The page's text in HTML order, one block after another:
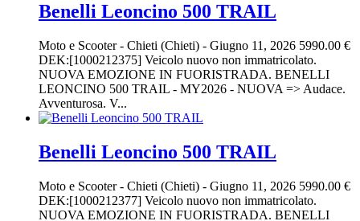
Benelli Leoncino 500 TRAIL
Moto e Scooter- Chieti (Chieti) - Giugno 11, 2026 5990.00 €
DEK:[1000212375] Veicolo nuovo non immatricolato.
NUOVA EMOZIONE IN FUORISTRADA. BENELLI
LEONCINO 500 TRAIL - MY2026 - NUOVA => Audace.
Avventurosa. V...
Benelli Leoncino 500 TRAIL
Moto e Scooter- Chieti (Chieti) - Giugno 11, 2026 5990.00 €
DEK:[1000212377] Veicolo nuovo non immatricolato.
NUOVA EMOZIONE IN FUORISTRADA. BENELLI